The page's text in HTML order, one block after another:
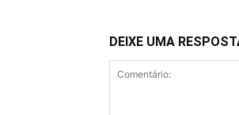
DEIXE UMA